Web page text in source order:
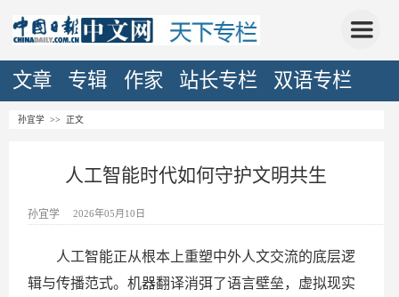
文章 专辑 作家 站长专栏 双语专栏
孙宜学 >> 正文
人工智能时代如何守护文明共生
孙宜学 2026年05月10日
人工智能正从根本上重塑中外人文交流的底层逻
辑与传播范式。机器翻译消弭了语言壁垒，虚拟现实